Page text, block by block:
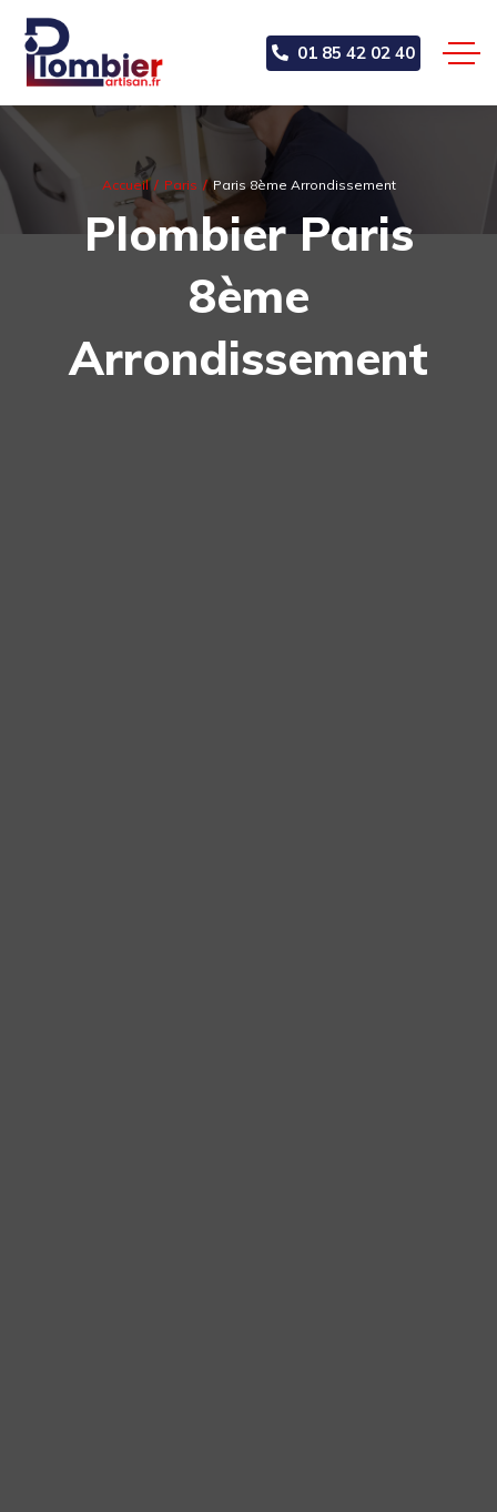
01 85 42 02 40
Accueil Paris Paris 8ème Arrondissement
Plombier Paris
8ème
Arrondissement